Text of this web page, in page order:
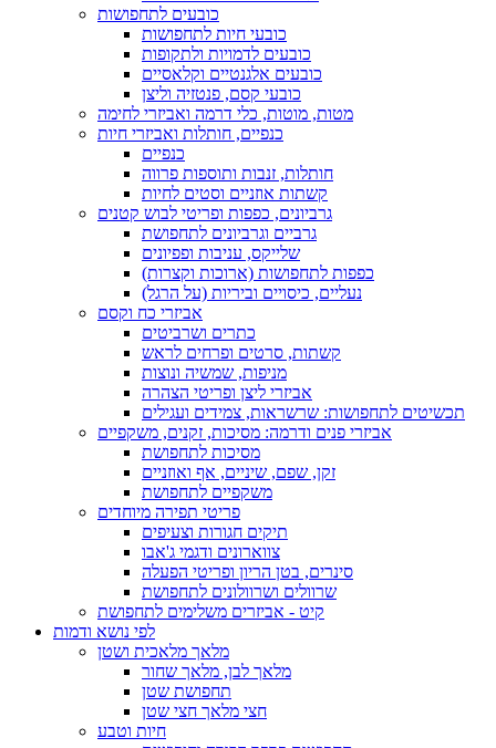
כובעים לתחפושות
כובעי חיות לתחפושות
כובעים לדמויות ולתקופות
כובעים אלגנטיים וקלאסיים
כובעי קסם, פנטזיה וליצן
מטות, מוטות, כלי דרמה ואביזרי לחימה
כנפיים, חותלות ואביזרי חיות
כנפיים
חותלות, זנבות ותוספות פרווה
קשתות אוזניים וסטים לחיות
גרביונים, כפפות ופריטי לבוש קטנים
גרביים וגרביונים לתחפושת
שלייקס, עניבות ופפיונים
כפפות לתחפושות (ארוכות וקצרות)
נעליים, כיסויים וביריות (על הרגל)
אביזרי כח וקסם
כתרים ושרביטים
קשתות, סרטים ופרחים לראש
מניפות, שמשיה ונוצות
אביזרי ליצן ופריטי הצהרה
תכשיטים לתחפושות: שרשראות, צמידים ועגילים
אביזרי פנים ודרמה: מסיכות, זקנים, משקפיים
מסיכות לתחפושת
זקן, שפם, שיניים, אף ואוזניים
משקפיים לתחפושת
פריטי תפירה מיוחדים
תיקים חגורות וצעיפים
צווארונים ודגמי ג'אבו
סינרים, בטן הריון ופריטי הפעלה
שרוולים ושרוולונים לתחפושת
קיט - אביזרים משלימים לתחפושת
לפי נושא ודמות
מלאך מלאכית ושטן
מלאך לבן, מלאך שחור
תחפושת שטן
חצי מלאך חצי שטן
חיות וטבע